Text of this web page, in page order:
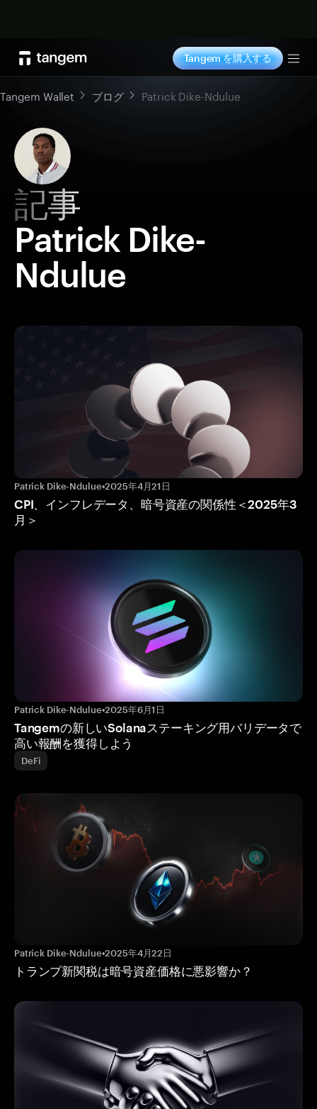
Tangem を購入する
Tangem Wallet ブログ Patrick Dike-Ndulue
記事
Patrick Dike-
Ndulue
Patrick Dike-Ndulue•2025年4月21日
CPI、インフレデータ、暗号資産の関係性＜2025年3
月＞
Patrick Dike-Ndulue•2025年6月1日
Tangemの新しいSolanaステーキング用バリデータで
高い報酬を獲得しよう
DeFi
Patrick Dike-Ndulue•2025年4月22日
トランプ新関税は暗号資産価格に悪影響か？